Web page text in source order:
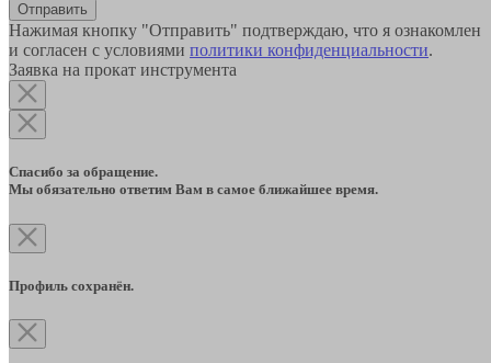
Отправить
Нажимая кнопку "Отправить" подтверждаю, что я ознакомлен
и согласен с условиями политики конфиденциальности.
Заявка на прокат инструмента
Спасибо за обращение.
Мы обязательно ответим Вам в самое ближайшее время.
Профиль сохранён.